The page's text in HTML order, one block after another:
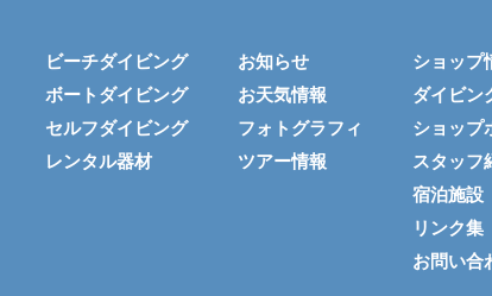
ビーチダイビング
ボートダイビング
セルフダイビング
レンタル器材
お知らせ
お天気情報
フォトグラフィ
ツアー情報
ショップ
ダイビン
ショップ
スタッフ
宿泊施設
リンク集
お問い合